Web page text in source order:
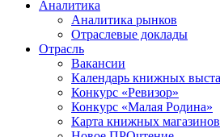
Аналитика
Аналитика рынков
Отраслевые доклады
Отрасль
Вакансии
Календарь книжных
Конкурс «Ревизор»
Конкурс «Малая Родина»
Карта книжных магазинов